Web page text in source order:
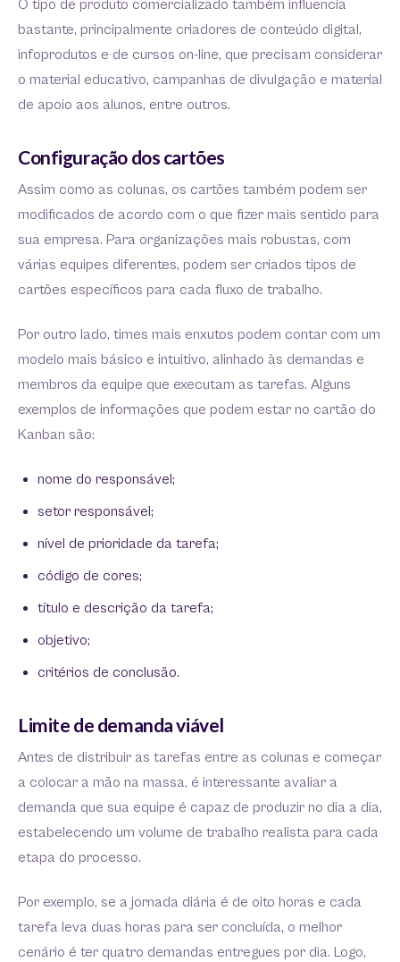
O tipo de produto comercializado também influencia
bastante, principalmente criadores de conteúdo digital,
infoprodutos e de cursos on-line, que precisam considerar
o material educativo, campanhas de divulgação e material
de apoio aos alunos, entre outros.
Configuração dos cartões
Assim como as colunas, os cartões também podem ser
modificados de acordo com o que fizer mais sentido para
sua empresa. Para organizações mais robustas, com
várias equipes diferentes, podem ser criados tipos de
cartões específicos para cada fluxo de trabalho.
Por outro lado, times mais enxutos podem contar com um
modelo mais básico e intuitivo, alinhado às demandas e
membros da equipe que executam as tarefas. Alguns
exemplos de informações que podem estar no cartão do
Kanban são:
nome do responsável;
setor responsável;
nível de prioridade da tarefa;
código de cores;
título e descrição da tarefa;
objetivo;
critérios de conclusão.
Limite de demanda viável
Antes de distribuir as tarefas entre as colunas e começar
a colocar a mão na massa, é interessante avaliar a
demanda que sua equipe é capaz de produzir no dia a dia,
estabelecendo um volume de trabalho realista para cada
etapa do processo.
Por exemplo, se a jornada diária é de oito horas e cada
tarefa leva duas horas para ser concluída, o melhor
cenário é ter quatro demandas entregues por dia. Logo,